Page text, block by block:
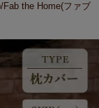
the Home(ファブ